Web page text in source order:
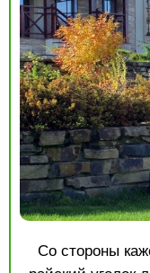
Со стороны